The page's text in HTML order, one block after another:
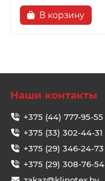
В корзину
Наши контакты
+375 (44) 777-95-55
+375 (33) 302-44-31
+375 (29) 346-24-73
+375 (29) 308-76-54